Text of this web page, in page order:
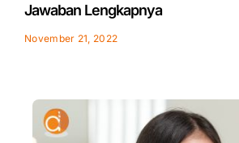
Jawaban Lengkapnya
November 21, 2022